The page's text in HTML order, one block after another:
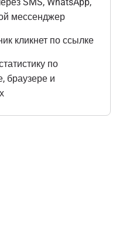
мессенджер
кликнет по ссылке
по
браузере и